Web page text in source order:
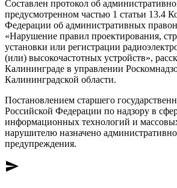
Составлен протокол об
предусмотренном частью 1 статьи 13.4
Федерации об административных
«Нарушение правил проектирования,
установки или регистрации
(или) высокочастотных устройств»,
Калининграде в управлении
Калининградской области.
Постановлением старшего
Российской Федерации по надзору в
информационных технологий и
нарушителю назначено
предупреждения.
send